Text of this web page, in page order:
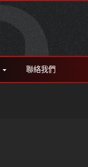
聯絡我們